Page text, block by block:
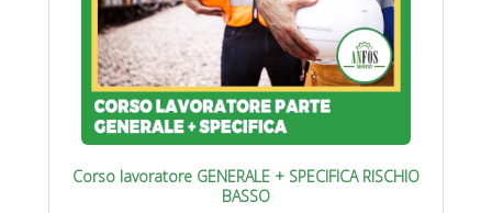
Corso lavoratore GENERALE + SPECIFICA RISCHIO
BASSO